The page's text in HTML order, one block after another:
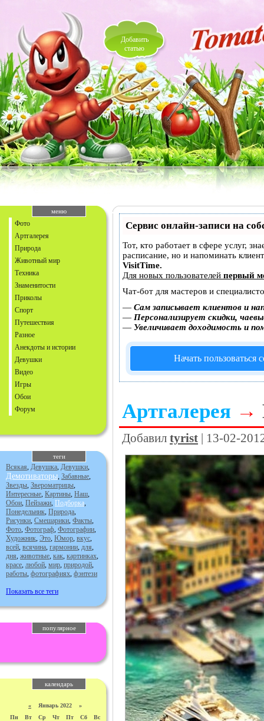
Добавить
статью
меню
Фото
Артгалерея
Природа
Животный мир
Техника
Знаменитости
Приколы
Спорт
Путешествия
Разное
Анекдоты и истории
Девушки
Видео
Игры
Обои
Форум
теги
Всякая, Девушка, Девушки,
Демотиваторы, Забавные,
Звезды, Звероматрицы,
Интересные, Картины, Наш,
Обои, Пейзажи, Подборка,
Понедельник, Природа,
Рисунки, Смешарики, Факты,
Фото, Фотограф, Фотографии,
Художник, Это, Юмор, вкус,
всей, всячина, гармонии, для,
дня, животные, как, картинках,
красе, любой, мир, природой,
работы, фотографиях, фэнтези
Показать все теги
популярное
календарь
« Январь 2022 »
Пн
Вт Ср Чт Пт Сб
Вс
Сервис онлайн-записи на
Тот, кто работает в сфере услуг,
расписание, но и напоминать
VisitTime.
Для новых пользователей первый
Чат-бот для мастеров и
— Сам записывает клиентов и
— Персонализирует скидки,
— Увеличивает доходимость и
Начать пользоваться
Артгалерея →
Добавил tyrist | 13-02-